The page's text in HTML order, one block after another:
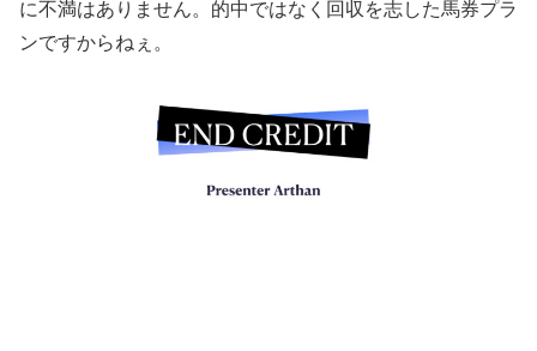
に不満はありません。的中ではなく回収を志した馬券プラ
ンですからねぇ。